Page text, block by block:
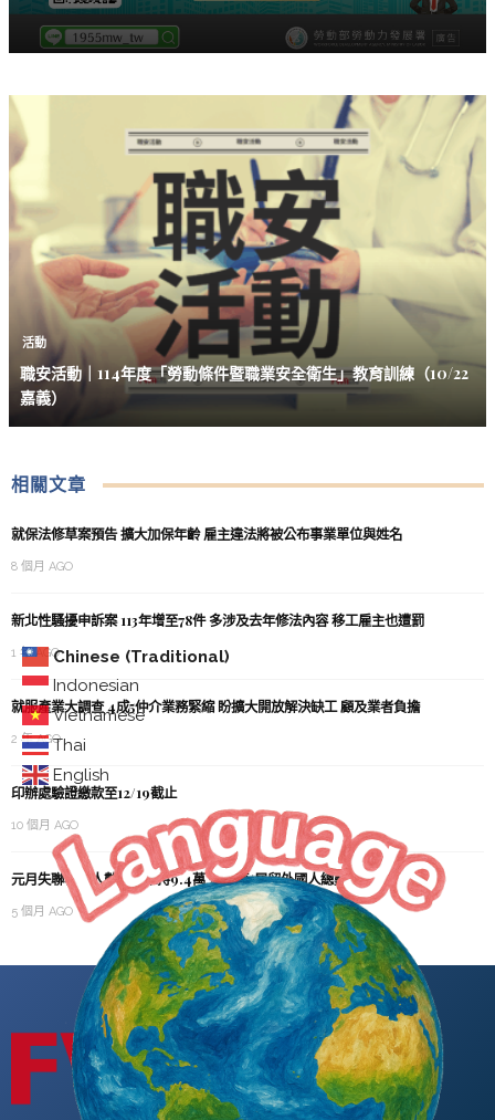
Chinese (Traditional)
Indonesian
Vietnamese
Thai
English
活動
職安活動｜114年度「勞動條件暨職業安全衛生」教育訓練（10/22
嘉義）
相關文章
就保法修草案預告 擴大加保年齡 雇主違法將被公布事業單位與姓名
8 個月 AGO
新北性騷擾申訴案 113年增至78件 多涉及去年修法內容 移工雇主也遭罰
1 年 AGO
就服產業大調查 4成5仲介業務緊縮 盼擴大開放解決缺工 顧及業者負擔
2 年 AGO
印辦處驗證繳款至12/19截止
10 個月 AGO
元月失聯移工人數略減維持9.4萬 逾期停/居留外國人總數約15萬人
5 個月 AGO